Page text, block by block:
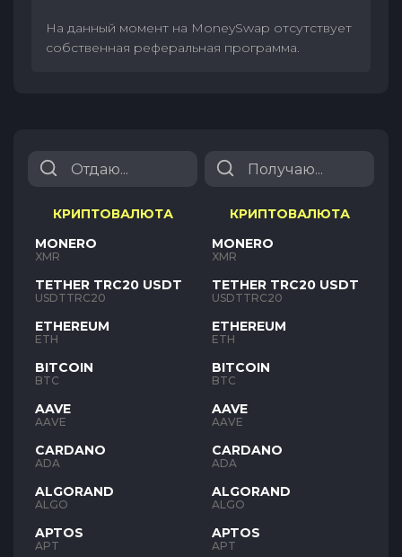
На данный момент на MoneySwap отсутствует
собственная реферальная программа.
КРИПТОВАЛЮТА
MONERO
XMR
TETHER TRC20 USDT
USDTTRC20
ETHEREUM
ETH
BITCOIN
BTC
AAVE
AAVE
CARDANO
ADA
ALGORAND
ALGO
APTOS
APT
КРИПТОВАЛЮТА
MONERO
XMR
TETHER TRC20 USDT
USDTTRC20
ETHEREUM
ETH
BITCOIN
BTC
AAVE
AAVE
CARDANO
ADA
ALGORAND
ALGO
APTOS
APT